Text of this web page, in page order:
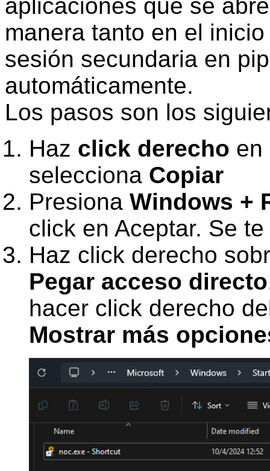
aplicaciones que se
manera tanto en el
sesión secundaria en
automáticamente.
Los pasos son los
Haz click derecho en
selecciona Copiar
Presiona Windows +
click en Aceptar. Se
Haz click derecho
Pegar acceso directo
hacer click derecho
Mostrar más